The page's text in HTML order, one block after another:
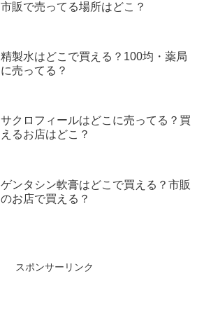
市販で売ってる場所はどこ？
精製水はどこで買える？100均・薬局
に売ってる？
サクロフィールはどこに売ってる？買
えるお店はどこ？
ゲンタシン軟膏はどこで買える？市販
のお店で買える？
スポンサーリンク